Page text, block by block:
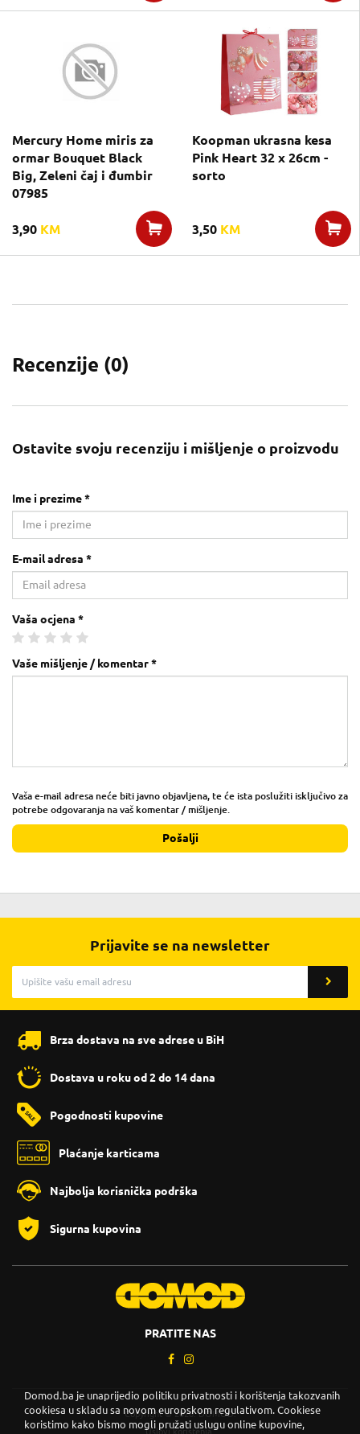
Mercury Home miris za
ormar Bouquet Black
Big, Zeleni čaj i đumbir
07985
3,90 KM
Koopman ukrasna kesa
Pink Heart 32 x 26cm -
sorto
3,50 KM
Recenzije (0)
Ostavite svoju recenziju i mišljenje o proizvodu
Ime i prezime *
E-mail adresa *
Vaša ocjena *
Vaše mišljenje / komentar *
Vaša e-mail adresa neće biti javno objavljena, te će ista poslužiti isključivo za
potrebe odgovaranja na vaš komentar / mišljenje.
Pošalji
Prijavite se na newsletter
Brza dostava na sve adrese u BiH
Dostava u roku od 2 do 14 dana
Pogodnosti kupovine
Plaćanje karticama
Najbolja korisnička podrška
Sigurna kupovina
PRATITE NAS
Copyright © 2026. DOMOD.
Uslovi korištenja.
Domod.ba je unaprijedio politiku privatnosti i korištenja takozvanih
cookiesa u skladu sa novom europskom regulativom. Cookiese
koristimo kako bismo mogli pružati uslugu online kupovine,